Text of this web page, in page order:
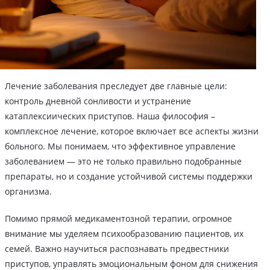
Лечение заболевания преследует две главные цели:
контроль дневной сонливости и устранение
катаплексиических приступов. Наша философия –
комплексное лечение, которое включает все аспекты жизни
больного. Мы понимаем, что эффективное управление
заболеванием — это не только правильно подобранные
препараты, но и создание устойчивой системы поддержки
организма.
Помимо прямой медикаментозной терапии, огромное
внимание мы уделяем психообразованию пациентов, их
семей. Важно научиться распознавать предвестники
приступов, управлять эмоциональным фоном для снижения